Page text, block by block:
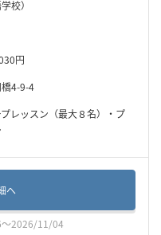
校）
円
4-9-4
レッスン（最大８名）・プ
へ
2026/11/04